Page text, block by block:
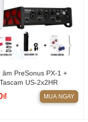
PreSonus PX-1 +
US-2x2HR
MUA NGAY